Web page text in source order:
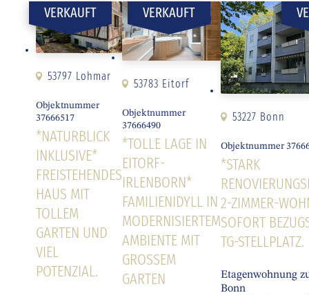
VERKAUFT
53797 Lohmar
Objektnummer
37666517
*NATURBLICK
INKLUSIVE*
FREISTEHENDES
HAUS MIT
TOLLEM
GARTEN UND
VIEL
POTENZIAL.
VERKAUFT
53783 Eitorf
Objektnummer
37666490
*TOLLE LAGE IN
EITORF-
IRLENBORN*
FAMILIENIDYLL IN
MODERNISIERTEM
AMBIENTE MIT
GROSSEM G
ARTEN
53227 Bonn
Objektnummer
*STARK
2-ZIMMER-
SOFORT
TG-STELLPLATZ.
Etagenwohnung
Bonn